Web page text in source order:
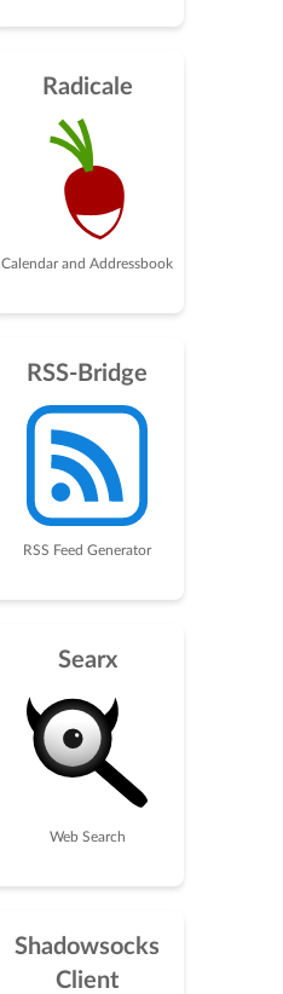
Radicale
Calendar and Addressbook
RSS-Bridge
RSS Feed Generator
Searx
Web Search
Shadowsocks
Client